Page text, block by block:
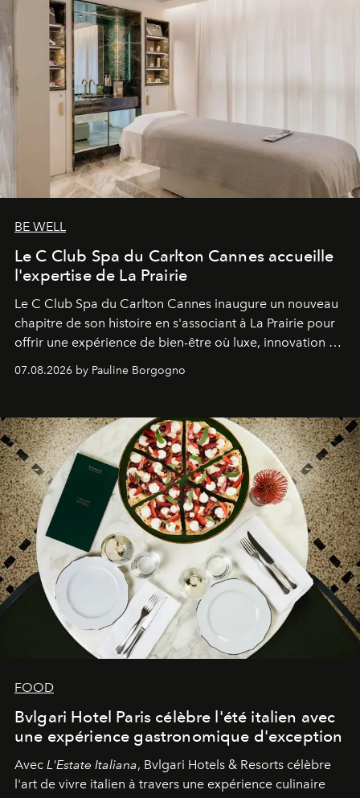
BE WELL
Le C Club Spa du Carlton Cannes accueille
l'expertise de La Prairie
Le C Club Spa du Carlton Cannes inaugure un nouveau
chapitre de son histoire en s'associant à La Prairie pour
offrir une expérience de bien-être où luxe, innovation et
07.08.2026 by Pauline Borgogno
FOOD
Bvlgari Hotel Paris célèbre l'été italien avec
une expérience gastronomique d'exception
Avec L'Estate Italiana, Bvlgari Hotels & Resorts célèbre
l'art de vivre italien à travers une expérience culinaire